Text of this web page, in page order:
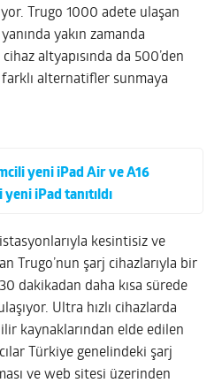
Trugo 1000 adete ulaşan
yakın zamanda
cihaz altyapısında da 500’den
alternatifler sunmaya
yeni iPad Air ve A16
iPad tanıtıldı
kesintisiz ve
Trugo’nun şarj cihazlarıyla bir
dakikadan daha kısa sürede
Ultra hızlı cihazlarda
kaynaklarından elde edilen
Türkiye genelindeki şarj
ve web sitesi üzerinden